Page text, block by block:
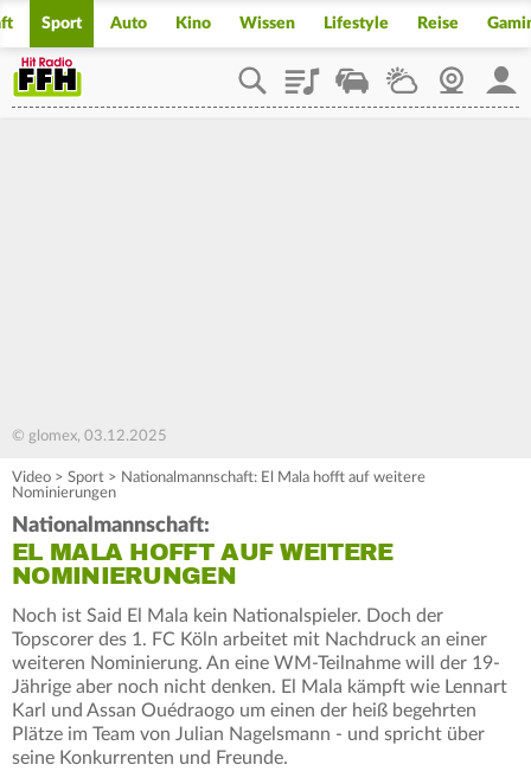
Sport Auto Kino Wissen Lifestyle Reise
PlaylistStaupilotWetterWebcam
© glomex, 03.12.2025
Video > Sport > Nationalmannschaft: El Mala hofft auf weitere
Nominierungen
Nationalmannschaft:
EL MALA HOFFT AUF WEITERE
NOMINIERUNGEN
Noch ist Said El Mala kein Nationalspieler. Doch der
Topscorer des 1. FC Köln arbeitet mit Nachdruck an einer
weiteren Nominierung. An eine WM-Teilnahme will der 19-
Jährige aber noch nicht denken. El Mala kämpft wie Lennart
Karl und Assan Ouédraogo um einen der heiß begehrten
Plätze im Team von Julian Nagelsmann - und spricht über
seine Konkurrenten und Freunde.